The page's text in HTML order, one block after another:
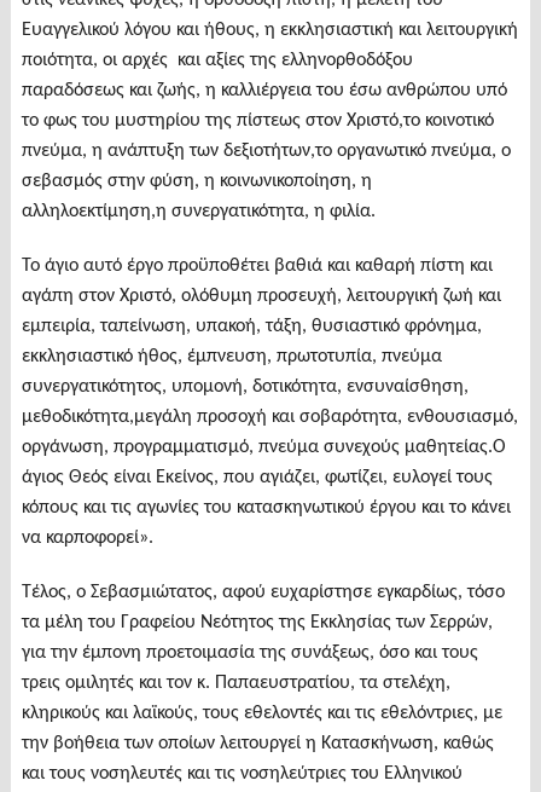
Ευαγγελικού λόγου και ήθους, η εκκλησιαστική και λειτουργική
ποιότητα, οι αρχές και αξίες της ελληνορθοδόξου
παραδόσεως και ζωής, η καλλιέργεια του έσω ανθρώπου υπό
το φως του μυστηρίου της πίστεως στον Χριστό,το κοινοτικό
πνεύμα, η ανάπτυξη των δεξιοτήτων,το οργανωτικό πνεύμα, ο
σεβασμός στην φύση, η κοινωνικοποίηση, η
αλληλοεκτίμηση,η συνεργατικότητα, η φιλία.
Το άγιο αυτό έργο προϋποθέτει βαθιά και καθαρή πίστη και
αγάπη στον Χριστό, ολόθυμη προσευχή, λειτουργική ζωή και
εμπειρία, ταπείνωση, υπακοή, τάξη, θυσιαστικό φρόνημα,
εκκλησιαστικό ήθος, έμπνευση, πρωτοτυπία, πνεύμα
συνεργατικότητος, υπομονή, δοτικότητα, ενσυναίσθηση,
μεθοδικότητα,μεγάλη προσοχή και σοβαρότητα, ενθουσιασμό,
οργάνωση, προγραμματισμό, πνεύμα συνεχούς μαθητείας.Ο
άγιος Θεός είναι Εκείνος, που αγιάζει, φωτίζει, ευλογεί τους
κόπους και τις αγωνίες του κατασκηνωτικού έργου και το κάνει
να καρποφορεί».
Τέλος, ο Σεβασμιώτατος, αφού ευχαρίστησε εγκαρδίως, τόσο
τα μέλη του Γραφείου Νεότητος της Εκκλησίας των Σερρών,
για την έμπονη προετοιμασία της συνάξεως, όσο και τους
τρεις ομιλητές και τον κ. Παπαευστρατίου, τα στελέχη,
κληρικούς και λαϊκούς, τους εθελοντές και τις εθελόντριες, με
την βοήθεια των οποίων λειτουργεί η Κατασκήνωση, καθώς
και τους νοσηλευτές και τις νοσηλεύτριες του Ελληνικού